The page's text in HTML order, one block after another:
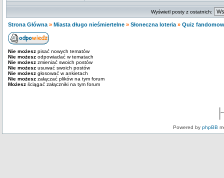
Wyświetl posty z ostatnich:
Strona Główna » Miasta długo nieśmiertelne » Słoneczna loteria » Quiz
Nie możesz pisać nowych tematów
Nie możesz odpowiadać w tematach
Nie możesz zmieniać swoich postów
Nie możesz usuwać swoich postów
Nie możesz głosować w ankietach
Nie możesz załączać plików na tym forum
Możesz ściągać załączniki na tym forum
Powered by phpBB